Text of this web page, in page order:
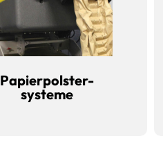
Papierpolster-
systeme